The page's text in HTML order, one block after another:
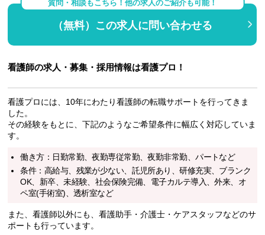
質問・相談もこちら！他の求人のご紹介も可能！
（無料）この求人に問い合わせる
看護師の求人・募集・採用情報は看護プロ！
看護プロには、10年にわたり看護師の転職サポートを行ってきま
した。
その経験をもとに、下記のようなご希望条件に幅広く対応していま
す。
働き方：日勤常勤、夜勤専従常勤、夜勤非常勤、パートなど
条件：高給与、残業が少ない、託児所あり、研修充実、ブランク
OK、新卒、未経験、社会保険完備、電子カルテ導入、外来、オ
ペ室(手術室)、透析室など
また、看護師以外にも、看護助手・介護士・ケアスタッフなどのサ
ポートも行っています。